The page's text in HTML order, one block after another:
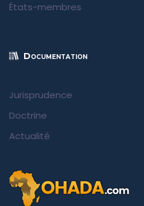
États-membres
Documentation
Jurisprudence
Doctrine
Actualité